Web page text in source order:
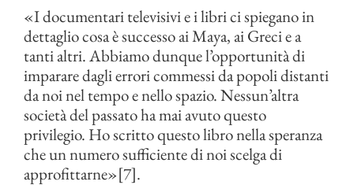
«I documentari televisivi e i libri ci spiegano in
dettaglio cosa è successo ai Maya, ai Greci e a
tanti altri. Abbiamo dunque l’opportunità di
imparare dagli errori commessi da popoli distanti
da noi nel tempo e nello spazio. Nessun’altra
società del passato ha mai avuto questo
privilegio. Ho scritto questo libro nella speranza
che un numero sufficiente di noi scelga di
approfittarne»[7].